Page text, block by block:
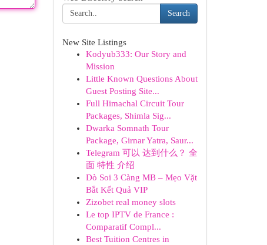
Search
New Site Listings
Kodyub333: Our Story and
Mission
Little Known Questions About
Guest Posting Site...
Full Himachal Circuit Tour
Packages, Shimla Sig...
Dwarka Somnath Tour
Package, Girnar Yatra, Saur...
Telegram 可以 达到什么？ 全
面 特性 介绍
Dò Soi 3 Càng MB – Mẹo Vặt
Bắt Kết Quả VIP
Zizobet real money slots
Le top IPTV de France :
Comparatif Compl...
Best Tuition Centres in